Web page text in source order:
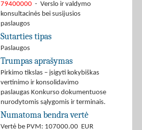
79400000 - Verslo ir valdymo
konsultacinės bei susijusios
paslaugos
Sutarties tipas
Paslaugos
Trumpas aprašymas
Pirkimo tikslas – įsigyti kokybiškas
vertinimo ir konsolidavimo
paslaugas Konkurso dokumentuose
nurodytomis sąlygomis ir terminais.
Numatoma bendra vertė
Vertė be PVM: 107000.00 EUR